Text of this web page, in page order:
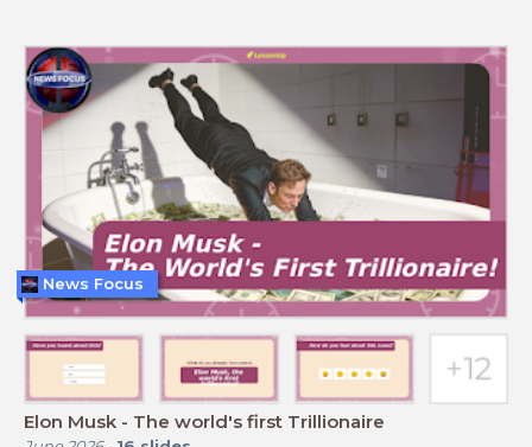
Elon Musk - The world's first Trillionaire
News Focus